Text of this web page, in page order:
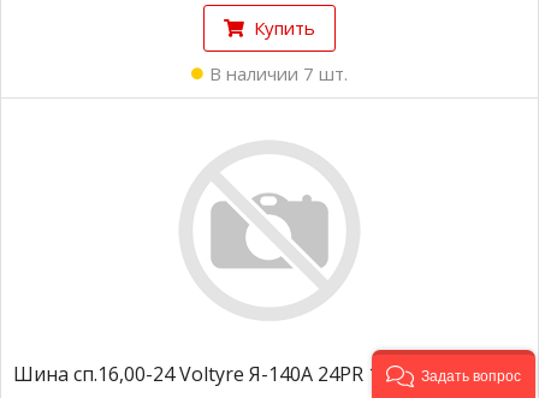
Купить
В наличии 7 шт.
Шина сп.16,00-24 Voltyre Я-140А 24PR 171B ТТЗадать вопрос